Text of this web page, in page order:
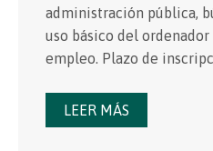
administración pública,
uso básico del ordenador
empleo. Plazo de
LEER MÁS